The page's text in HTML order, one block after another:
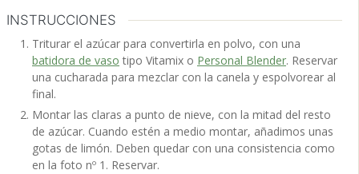
INSTRUCCIONES
Triturar el azúcar para convertirla en polvo, con una
batidora de vaso tipo Vitamix o Personal Blender. Reservar
una cucharada para mezclar con la canela y espolvorear al
final.
Montar las claras a punto de nieve, con la mitad del resto
de azúcar. Cuando estén a medio montar, añadimos unas
gotas de limón. Deben quedar con una consistencia como
en la foto nº 1. Reservar.